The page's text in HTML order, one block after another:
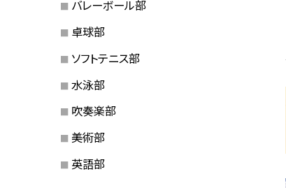
バレーボール部
卓球部
ソフトテニス部
水泳部
吹奏楽部
美術部
英語部